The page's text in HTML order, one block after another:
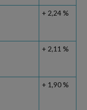
+ 2,24 %
+ 2,11 %
+ 1,90 %